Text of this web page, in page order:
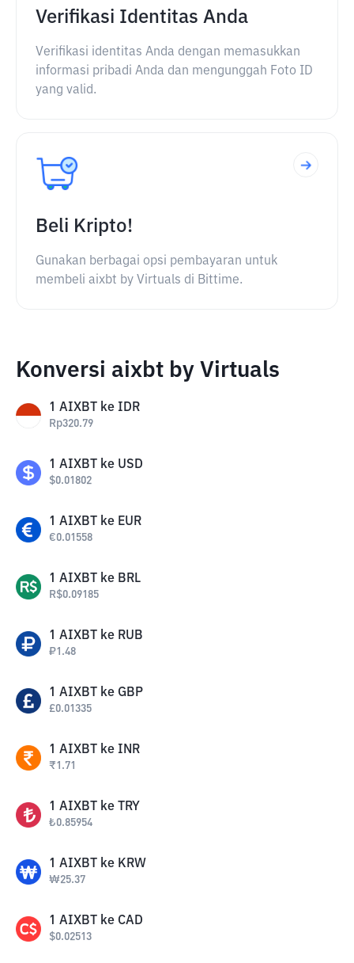
Verifikasi Identitas Anda
Verifikasi identitas Anda dengan memasukkan
informasi pribadi Anda dan mengunggah Foto ID
yang valid.
Beli Kripto!
Gunakan berbagai opsi pembayaran untuk
membeli aixbt by Virtuals di Bittime.
Konversi aixbt by Virtuals
1 AIXBT ke IDR
Rp320.79
1 AIXBT ke USD
$0.01802
1 AIXBT ke EUR
€0.01558
1 AIXBT ke BRL
R$0.09185
1 AIXBT ke RUB
₽1.48
1 AIXBT ke GBP
£0.01335
1 AIXBT ke INR
₹1.71
1 AIXBT ke TRY
₺0.85954
1 AIXBT ke KRW
₩25.37
1 AIXBT ke CAD
$0.02513